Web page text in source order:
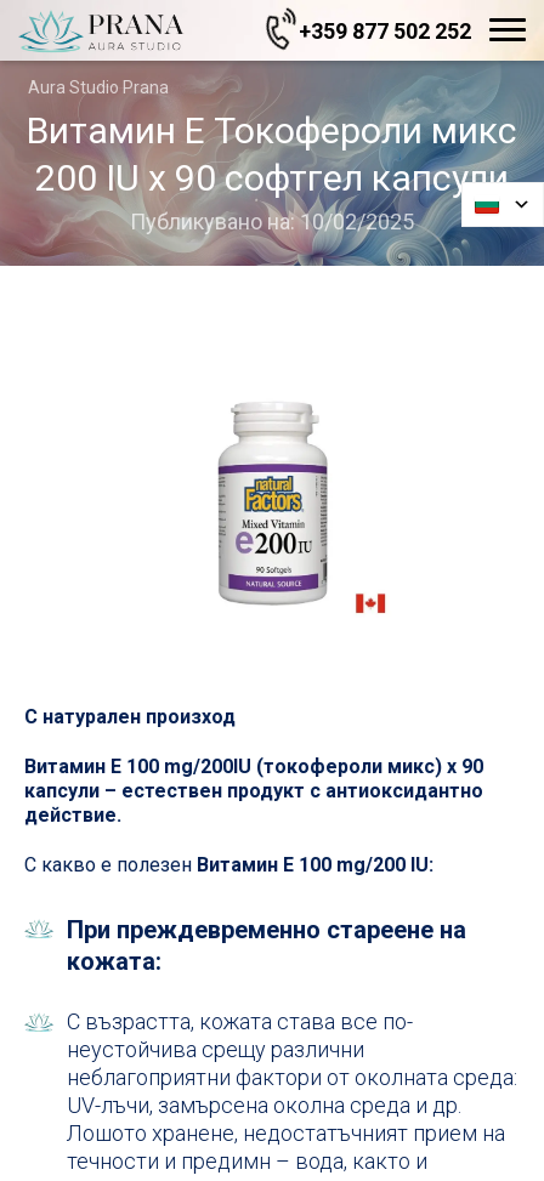
+359 877 502 252
Aura Studio Prana
Витамин E Токофероли микс
200 IU х 90 софтгел капсули
Публикувано на: 10/02/2025
С натурален произход
Витамин E 100 mg/200IU (токофероли микс) х 90
капсули – естествен продукт с антиоксидантно
действие.
С какво е полезен Витамин E 100 mg/200 IU:
При преждевременно стареене на
кожата:
С възрастта, кожата става все по-
неустойчива срещу различни
неблагоприятни фактори от околната среда:
UV-лъчи, замърсена околна среда и др.
Лошото хранене, недостатъчният прием на
течности и предимн – вода, както и